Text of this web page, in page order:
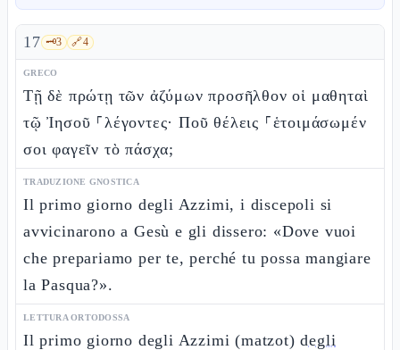
17 🗝️3 🔗4
GRECO
Τῇ δὲ πρώτῃ τῶν ἀζύμων προσῆλθον οἱ μαθηταὶ
τῷ Ἰησοῦ ⸀λέγοντες· Ποῦ θέλεις ⸀ἑτοιμάσωμέν
σοι φαγεῖν τὸ πάσχα;
TRADUZIONE GNOSTICA
Il primo giorno degli Azzimi, i discepoli si
avvicinarono a Gesù e gli dissero: «Dove vuoi
che prepariamo per te, perché tu possa mangiare
la Pasqua?».
LETTURA ORTODOSSA
Il primo giorno degli Azzimi (matzot)degli